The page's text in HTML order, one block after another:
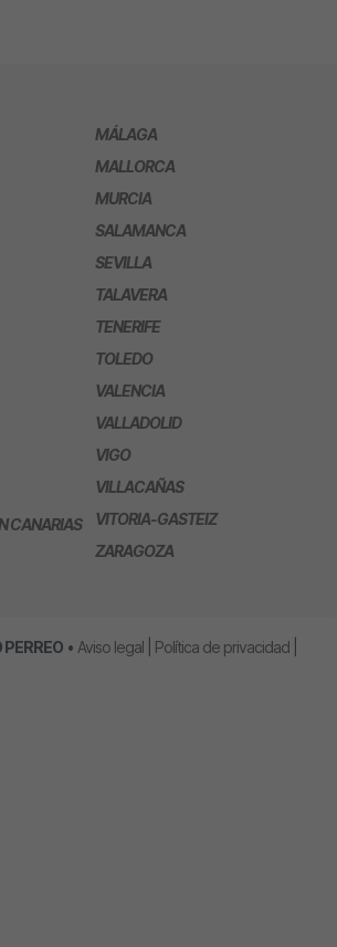
CANARIAS
MÁLAGA
MALLORCA
MURCIA
SALAMANCA
SEVILLA
TALAVERA
TENERIFE
TOLEDO
VALENCIA
VALLADOLID
VIGO
VILLACAÑAS
VITORIA-GASTEIZ
ZARAGOZA
PERREO • Aviso legal Política de privacidad